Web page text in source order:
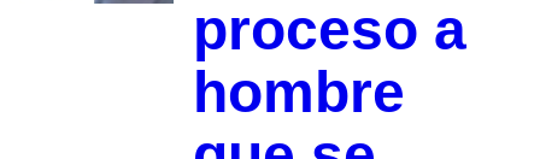
proceso a
hombre